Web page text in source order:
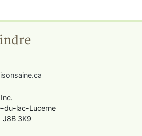
du-lac-Lucerne
J8B 3K9